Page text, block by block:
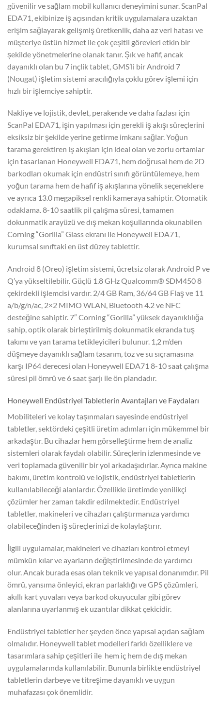
güvenilir ve sağlam mobil kullanıcı deneyimini sunar. ScanPal
EDA71, ekibinize iş açısından kritik uygulamalara uzaktan
erişim sağlayarak gelişmiş üretkenlik, daha az veri hatası ve
müşteriye üstün hizmet ile çok çeşitli görevleri etkin bir
şekilde yönetmelerine olanak tanır. Şık ve hafif, ancak
dayanıklı olan bu 7 inçlik tablet, GMS’li bir Android 7
(Nougat) işletim sistemi aracılığıyla çoklu görev işlemi için
hızlı bir işlemciye sahiptir.
Nakliye ve lojistik, devlet, perakende ve daha fazlası için
ScanPal EDA71, işin yapılması için gerekli iş akışı süreçlerini
eksiksiz bir şekilde yerine getirme imkanı sağlar. Yoğun
tarama gerektiren iş akışları için ideal olan ve zorlu ortamlar
için tasarlanan Honeywell EDA71, hem doğrusal hem de 2D
barkodları okumak için endüstri sınıfı görüntülemeye, hem
yoğun tarama hem de hafif iş akışlarına yönelik seçeneklere
ve ayrıca 13.0 megapiksel renkli kameraya sahiptir. Otomatik
odaklama. 8-10 saatlik pil çalışma süresi, tamamen
dokunmatik arayüzü ve dış mekan koşullarında okunabilen
Corning “Gorilla” Glass ekranı ile Honeywell EDA71,
kurumsal sınıftaki en üst düzey tablettir.
Android 8 (Oreo) işletim sistemi, ücretsiz olarak Android P ve
Q’ya yükseltilebilir. Güçlü 1.8 GHz Qualcomm® SDM450 8
çekirdekli işlemcisi vardır. 2/4 GB Ram, 36/64 GB Flaş ve 11
a/b/g/n/ac, 2×2 MIMO WLAN, Bluetooth 4.2 ve NFC
desteğine sahiptir. 7″ Corning “Gorilla” yüksek dayanıklılığa
sahip, optik olarak birleştirilmiş dokunmatik ekranda tuş
takımı ve yan tarama tetikleyicileri bulunur. 1,2 m’den
düşmeye dayanıklı sağlam tasarım, toz ve su sıçramasına
karşı IP64 derecesi olan Honeywell EDA71 8-10 saat çalışma
süresi pil ömrü ve 6 saat şarjı ile ön plandadır.
Honeywell Endüstriyel Tabletlerin Avantajları ve Faydaları
Mobiliteleri ve kolay taşınmaları sayesinde endüstriyel
tabletler, sektördeki çeşitli üretim adımları için mükemmel bir
arkadaştır. Bu cihazlar hem görselleştirme hem de analiz
sistemleri olarak faydalı olabilir. Süreçlerin izlenmesinde ve
veri toplamada güvenilir bir yol arkadaşıdırlar. Ayrıca makine
bakımı, üretim kontrolü ve lojistik, endüstriyel tabletlerin
kullanılabileceği alanlardır. Özellikle üretimde yenilikçi
çözümler her zaman takdir edilmektedir. Endüstriyel
tabletler, makineleri ve cihazları çalıştırmanıza yardımcı
olabileceğinden iş süreçlerinizi de kolaylaştırır.
İlgili uygulamalar, makineleri ve cihazları kontrol etmeyi
mümkün kılar ve ayarların değiştirilmesinde de yardımcı
olur. Ancak burada esas olan teknik ve yapısal donanımdır. Pil
ömrü, yansıma önleyici, ekran parlaklığı ve GPS çözümleri,
akıllı kart yuvaları veya barkod okuyucular gibi görev
alanlarına uyarlanmış ek uzantılar dikkat çekicidir.
Endüstriyel tabletler her şeyden önce yapısal açıdan sağlam
olmalıdır. Honeywell tablet modelleri farklı özelliklere ve
tasarımlara sahip çeşitleri ile hem iç hem de dış mekan
uygulamalarında kullanılabilir. Bununla birlikte endüstriyel
tabletlerin darbeye ve titreşime dayanıklı ve uygun
muhafazası çok önemlidir.